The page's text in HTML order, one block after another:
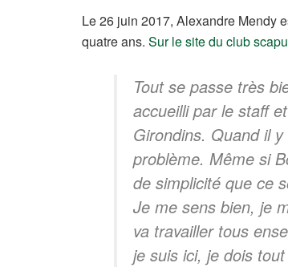
Le 26 juin 2017, Alexandre Mendy
quatre ans. Sur le site du club
Tout se passe très
accueilli par le staff
Girondins. Quand il
problème. Même si
de simplicité que ce
Je me sens bien, je
va travailler tous
je suis ici, je dois